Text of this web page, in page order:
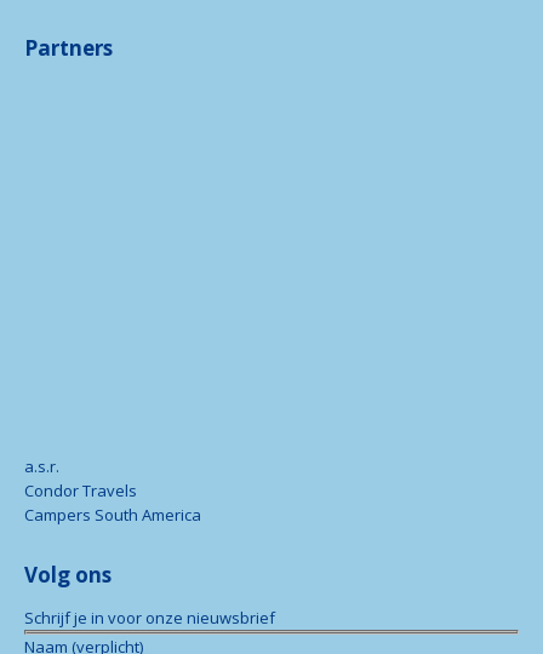
Partners
a.s.r.
Condor Travels
Campers South America
Volg ons
Schrijf je in voor onze nieuwsbrief
Naam (verplicht)